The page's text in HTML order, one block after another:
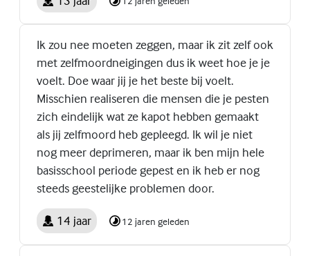
Ik zou nee moeten zeggen, maar ik zit zelf ook
met zelfmoordneigingen dus ik weet hoe je je
voelt. Doe waar jij je het beste bij voelt.
Misschien realiseren die mensen die je pesten
zich eindelijk wat ze kapot hebben gemaakt
als jij zelfmoord heb gepleegd. Ik wil je niet
nog meer deprimeren, maar ik ben mijn hele
basisschool periode gepest en ik heb er nog
steeds geestelijke problemen door.
14 jaar 12 jaren geleden